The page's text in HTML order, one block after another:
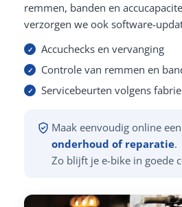
remmen, banden en
verzorgen we ook software-
Accuchecks en vervanging
Controle van remmen en
Servicebeurten volgens
Maak eenvoudig online een
onderhoud of reparatie.
Zo blijft je e-bike in goede